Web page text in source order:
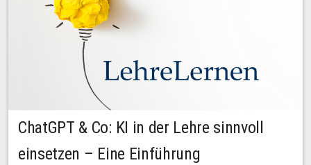
ChatGPT & Co: KI in der Lehre sinnvoll
einsetzen – Eine Einführung